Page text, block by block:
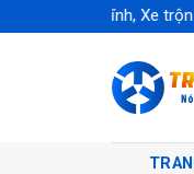
to
tông tĩnh, Xe trộn bê